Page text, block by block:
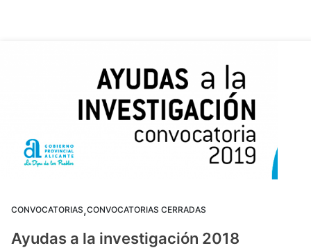
CONVOCATORIAS,CONVOCATORIAS CERRADAS
Ayudas a la investigación 2018